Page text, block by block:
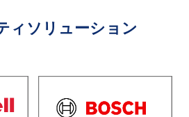
ィソリューション